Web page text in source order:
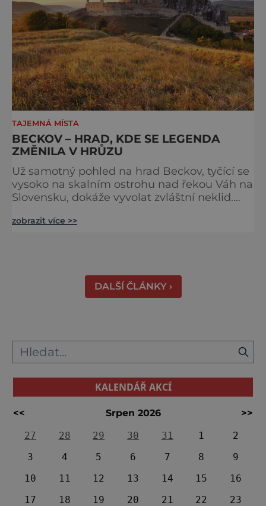
TAJEMNÁ MÍSTA
BECKOV – HRAD, KDE SE LEGENDA
ZMĚNILA V HRŮZU
Už samotný pohled na hrad Beckov, tyčící se
vysoko na skalním ostrohu nad řekou Váh na
Slovensku, dokáže vyvolat zvláštní neklid.
výhled do krajiny, se staly i svědky tragédie –
zrnko pravdy. Většina z nich vypráví o t
zobrazit více >>
DALŠÍ ČLÁNKY ›
KALENDÁŘ AKCÍ
<< Srpen 2026
>>
27
28 29 30 31 1
2
3
4 5 6 7 8
9
10
11 12 13 14 15
16
17
18 19 20 21 22
23